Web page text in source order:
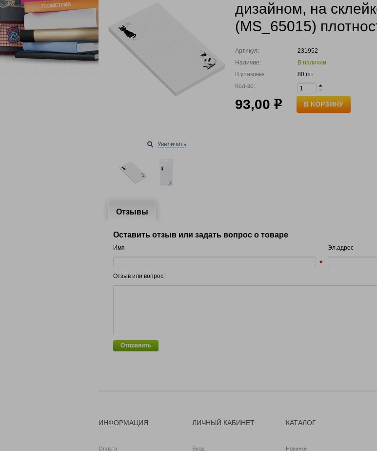
Увеличить
дизайном, на
(MS_65015)
Артикул:
231952
Наличие:
В наличии
В упаковке:
80 шт.
Кол-во:
93,00 р В КОРЗИНУ
Отзывы
Оставить отзыв или задать вопрос о товаре
Имя Эл.адрес
Отзыв или вопрос:
Отправить
ИНФОРМАЦИЯ
Оплата
ЛИЧНЫЙ КАБИНЕТ
Вход
КАТАЛОГ
Новинки